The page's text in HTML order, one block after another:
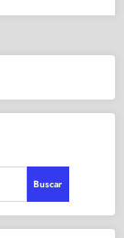
Buscar